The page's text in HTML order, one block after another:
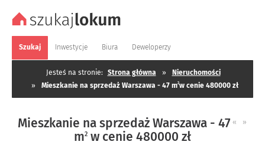
Szukaj Inwestycje Biura Deweloperzy
Jesteś na stronie: Strona główna »
Nieruchomości
»
Mieszkanie na sprzedaż Warszawa - 47 m2w cenie 480000 zł
« »
Mieszkanie na sprzedaż Warszawa - 47
m2 w cenie 480000 zł